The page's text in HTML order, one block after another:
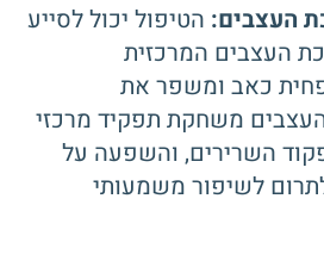
העצבים: הטיפול יכול לסייע
העצבים המרכזית
כאב ומשפר את
משחקת תפקיד מרכזי
השרירים, והשפעה על
לשיפור משמעותי